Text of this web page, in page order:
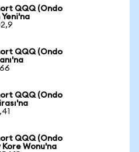
QQQ (Ondo
QQQ (Ondo
QQQ (Ondo
QQQ (Ondo
Wonu'na